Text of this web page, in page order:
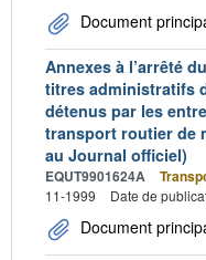
Document
Annexes à l’arrêté
titres administratifs
détenus par les
transport routier de
au Journal officiel)
EQUT9901624A
11-1999
Date de
Document